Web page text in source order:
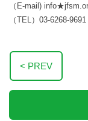
（E-mail)
（TEL）03-6268-9691
< PREV